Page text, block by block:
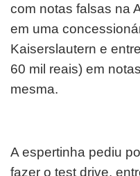
com notas falsas na
em uma
Kaiserslautern e
60 mil reais) em
mesma.
A espertinha pediu
fazer o test drive,